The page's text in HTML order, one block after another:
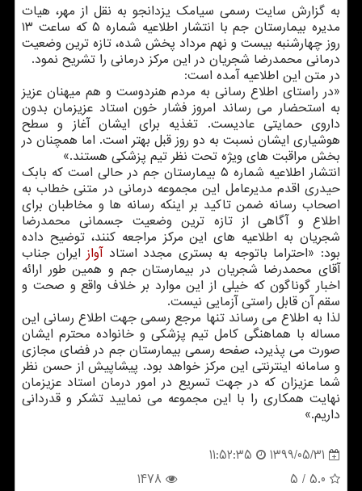
به گزارش سایت رسمی سیامک یزدانجو به نقل از مهر، هیات
مدیره بیمارستان جم با انتشار اطلاعیه شماره ۵ که ساعت ۱۳
روز چهارشنبه بیست و نهم مرداد پخش شده، تازه ترین وضعیت
درمانی محمدرضا شجریان در این مرکز درمانی را تشریح نمود.
در متن این اطلاعیه آمده است:
«در راستای اطلاع رسانی به مردم هنردوست و هم میهنان عزیز
به استحضار می رساند امروز فشار خون استاد عزیزمان بدون
داروی حمایتی عادیست. تغذیه برای ایشان آغاز و سطح
هوشیاری ایشان نسبت به دو روز قبل بهتر است. اما همچنان در
بخش مراقبت های ویژه تحت نظر تیم پزشکی هستند.»
انتشار اطلاعیه شماره ۵ بیمارستان جم در حالی است که بابک
حیدری اقدم مدیرعامل این مجموعه درمانی در متنی خطاب به
اصحاب رسانه ضمن تاکید بر اینکه رسانه ها و مخاطبان برای
اطلاع و آگاهی از تازه ترین وضعیت جسمانی محمدرضا
شجریان به اطلاعیه های این مرکز مراجعه کنند، توضیح داده
بود: «احتراما باتوجه به بستری مجدد استادآواز ایران جناب
آقای محمدرضا شجریان در بیمارستان جم و همین طور ارائه
اخبار گوناگون که خیلی از این موارد بر خلاف واقع و صحت و
سقم آن قابل راستی آزمایی نیست.
لذا به اطلاع می رساند تنها مرجع رسمی جهت اطلاع رسانی این
مساله با هماهنگی کامل تیم پزشکی و خانواده محترم ایشان
صورت می پذیرد، صفحه رسمی بیمارستان جم در فضای مجازی
و سامانه اینترنتی این مرکز خواهد بود. پیشاپیش از حسن نظر
شما عزیزان که در جهت تسریع در امور درمان استاد عزیزمان
نهایت همکاری را با این مجموعه می نمایید تشکر و قدردانی
داریم.»
1399/05/31
11:52:35
5.0
/ 5
1478